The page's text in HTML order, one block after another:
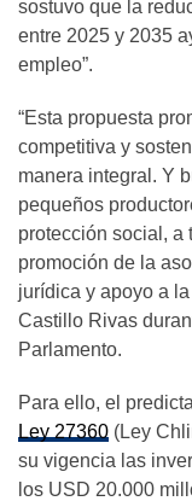
sostuvo que la
entre 2025 y 2035
empleo”.
“Esta propuesta
competitiva y
manera integral. Y
pequeños
protección social, a
promoción de la
jurídica y apoyo a
Castillo Rivas
Parlamento.
Para ello, el
Ley 27360 (Ley
su vigencia las
los USD 20.000